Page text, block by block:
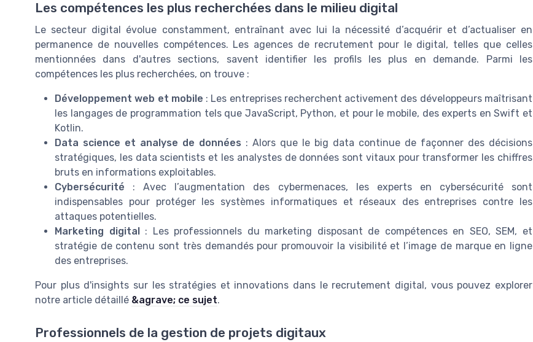
Les compétences les plus recherchées dans le milieu digital
Le secteur digital évolue constamment, entraînant avec lui la nécessité d’acquérir et d’actualiser en
permanence de nouvelles compétences. Les agences de recrutement pour le digital, telles que celles
mentionnées dans d'autres sections, savent identifier les profils les plus en demande. Parmi les
compétences les plus recherchées, on trouve :
Développement web et mobile : Les entreprises recherchent activement des développeurs maîtrisant
les langages de programmation tels que JavaScript, Python, et pour le mobile, des experts en Swift et
Kotlin.
Data science et analyse de données : Alors que le big data continue de façonner des décisions
stratégiques, les data scientists et les analystes de données sont vitaux pour transformer les chiffres
bruts en informations exploitables.
Cybersécurité : Avec l’augmentation des cybermenaces, les experts en cybersécurité sont
indispensables pour protéger les systèmes informatiques et réseaux des entreprises contre les
attaques potentielles.
Marketing digital: Les professionnels du marketing disposant de compétences en SEO, SEM, et
stratégie de contenu sont très demandés pour promouvoir la visibilité et l’image de marque en ligne
des entreprises.
Pour plus d'insights sur les stratégies et innovations dans le recrutement digital, vous pouvez explorer
notre article détaillé &agrave; ce sujet.
Professionnels de la gestion de projets digitaux